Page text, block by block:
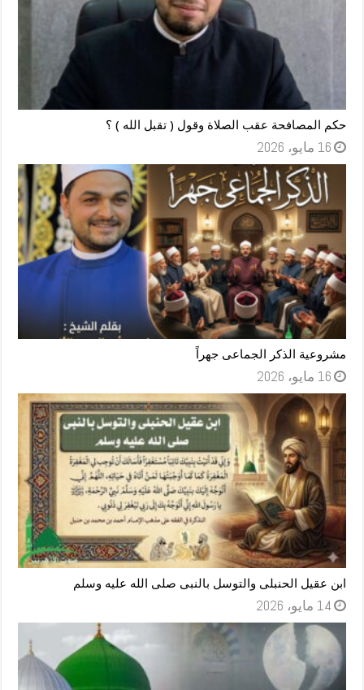
حكم المصافحة عقب الصلاة وقول ( تقبل الله ) ؟
16 مايو، 2026
مشروعية الذكر الجماعى جهراً
16 مايو، 2026
ابن عقيل الحنبلى والتوسل بالنبى صلى الله عليه وسلم
14 مايو، 2026